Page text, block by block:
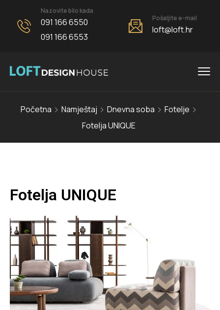
Nazovite bilo kada
091 166 6550
091 166 6553
Pošaljite e-mail
loft@loft.hr
Početna Namještaj Dnevna soba
Fotelje
Fotelja UNIQUE
Fotelja UNIQUE